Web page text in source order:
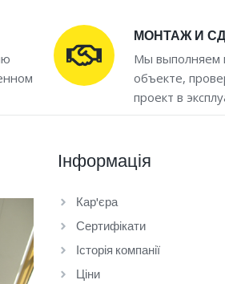
МОНТАЖ И
Мы выполняем
объекте,
проект в
Інформація
Кар'єра
Сертифікати
Історія компанії
Ціни